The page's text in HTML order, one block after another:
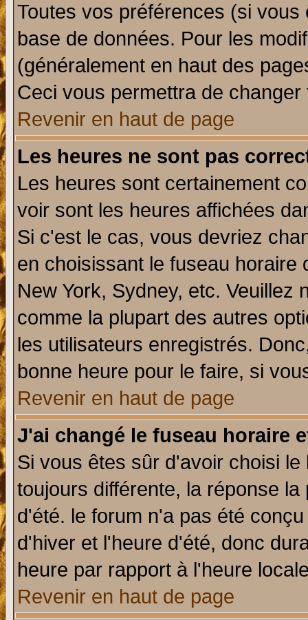
Toutes vos préférences (si
base de données. Pour les
(généralement en haut des
Ceci vous permettra de
Revenir en haut de page
Les heures ne sont pas
Les heures sont certainement
voir sont les heures affichées
Si c'est le cas, vous devriez
en choisissant le fuseau
New York, Sydney, etc. Veuillez
comme la plupart des autres
les utilisateurs enregistrés.
bonne heure pour le faire, si
Revenir en haut de page
J'ai changé le fuseau horaire
Si vous êtes sûr d'avoir choisi
toujours différente, la réponse
d'été. le forum n'a pas été
d'hiver et l'heure d'été, donc
heure par rapport à l'heure
Revenir en haut de page